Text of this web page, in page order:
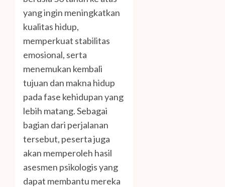
yang ingin meningkatkan
kualitas hidup,
memperkuat stabilitas
emosional, serta
menemukan kembali
tujuan dan makna hidup
pada fase kehidupan yang
lebih matang. Sebagai
bagian dari perjalanan
tersebut, peserta juga
akan memperoleh hasil
asesmen psikologis yang
dapat membantu mereka